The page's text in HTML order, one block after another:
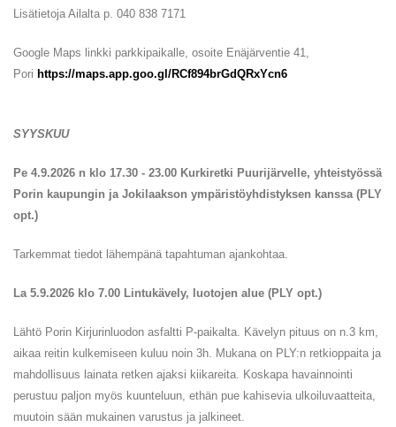
Lisätietoja Ailalta p. 040 838 7171
Google Maps linkki parkkipaikalle, osoite Enäjärventie 41,
Pori https://maps.app.goo.gl/RCf894brGdQRxYcn6
SYYSKUU
Pe 4.9.2026 n klo 17.30 - 23.00 Kurkiretki Puurijärvelle, yhteistyössä
Porin kaupungin ja Jokilaakson ympäristöyhdistyksen kanssa (PLY
opt.)
Tarkemmat tiedot lähempänä tapahtuman ajankohtaa.
La 5.9.2026 klo 7.00 Lintukävely, luotojen alue (PLY opt.)
Lähtö Porin Kirjurinluodon asfaltti P-paikalta. Kävelyn pituus on n.3 km,
aikaa reitin kulkemiseen kuluu noin 3h. Mukana on PLY:n retkioppaita ja
mahdollisuus lainata retken ajaksi kiikareita. Koskapa havainnointi
perustuu paljon myös kuunteluun, ethän pue kahisevia ulkoiluvaatteita,
muutoin sään mukainen varustus ja jalkineet.